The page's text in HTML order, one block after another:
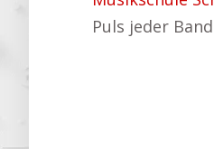
Puls jeder